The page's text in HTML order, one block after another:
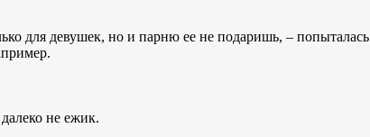
для девушек, но и парню ее не подаришь, – попыталась
не ежик.